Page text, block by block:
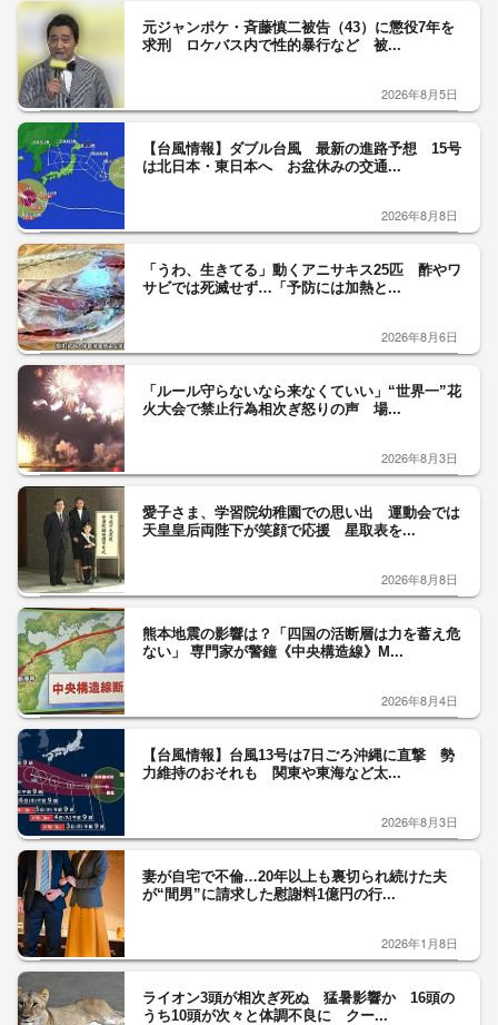
元ジャンポケ・斉藤慎二被告（43）に懲役7年を
求刑 ロケバス内で性的暴行など 被...
2026年8月5日
【台風情報】ダブル台風 最新の進路予想 15号
は北日本・東日本へ お盆休みの交通...
2026年8月8日
「うわ、生きてる」動くアニサキス25匹 酢やワ
サビでは死滅せず…「予防には加熱と...
2026年8月6日
「ルール守らないなら来なくていい」“世界一”花
火大会で禁止行為相次ぎ怒りの声 場...
2026年8月3日
愛子さま、学習院幼稚園での思い出 運動会では
天皇皇后両陛下が笑顔で応援 星取表を...
2026年8月8日
熊本地震の影響は？「四国の活断層は力を蓄え危
ない」 専門家が警鐘《中央構造線》M...
2026年8月4日
【台風情報】台風13号は7日ごろ沖縄に直撃 勢
力維持のおそれも 関東や東海など太...
2026年8月3日
妻が自宅で不倫…20年以上も裏切られ続けた夫
が“間男”に請求した慰謝料1億円の行...
2026年1月8日
ライオン3頭が相次ぎ死ぬ 猛暑影響か 16頭の
うち10頭が次々と体調不良に クー...